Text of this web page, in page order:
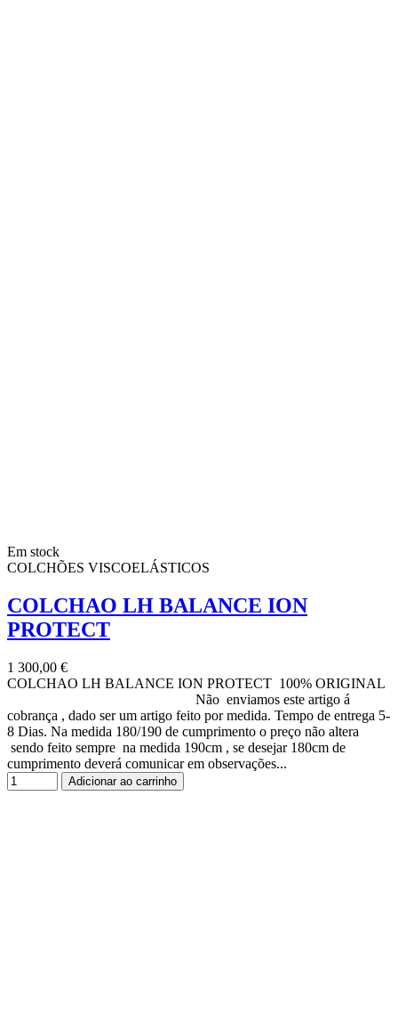
Em stock
COLCHÕES VISCOELÁSTICOS
COLCHAO LH BALANCE ION
PROTECT
1 300,00 €
COLCHAO LH BALANCE ION PROTECT 100% ORIGINAL
Não enviamos este artigo á
cobrança , dado ser um artigo feito por medida. Tempo de entrega 5-
8 Dias. Na medida 180/190 de cumprimento o preço não altera
sendo feito sempre na medida 190cm , se desejar 180cm de
cumprimento deverá comunicar em observações...
Adicionar ao carrinho